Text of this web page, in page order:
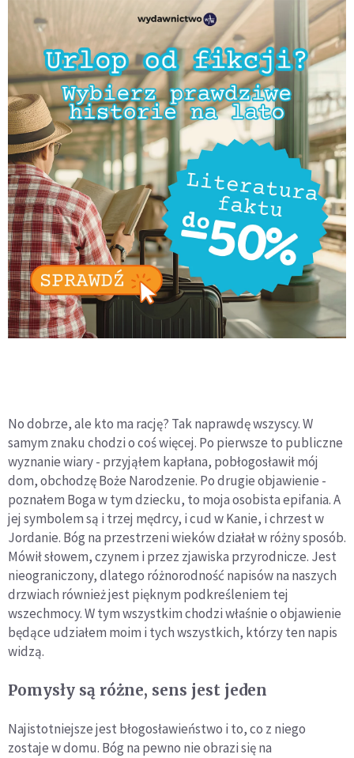
No dobrze, ale kto ma rację? Tak naprawdę wszyscy. W
samym znaku chodzi o coś więcej. Po pierwsze to publiczne
wyznanie wiary - przyjąłem kapłana, pobłogosławił mój
dom, obchodzę Boże Narodzenie. Po drugie objawienie -
poznałem Boga w tym dziecku, to moja osobista epifania. A
jej symbolem są i trzej mędrcy, i cud w Kanie, i chrzest w
Jordanie. Bóg na przestrzeni wieków działał w różny sposób.
Mówił słowem, czynem i przez zjawiska przyrodnicze. Jest
nieograniczony, dlatego różnorodność napisów na naszych
drzwiach również jest pięknym podkreśleniem tej
wszechmocy. W tym wszystkim chodzi właśnie o objawienie
będące udziałem moim i tych wszystkich, którzy ten napis
widzą.
Pomysły są różne, sens jest jeden
Najistotniejsze jest błogosławieństwo i to, co z niego
zostaje w domu. Bóg na pewno nie obrazi się na